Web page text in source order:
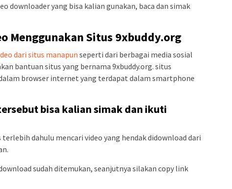
downloader yang bisa kalian gunakan, baca dan simak
Menggunakan Situs 9xbuddy.org
dari situs manapunseperti dari berbagai media sosial
bantuan situs yang bernama 9xbuddy.org. situs
browser internet yang terdapat dalam smartphone
bisa kalian simak dan ikuti
dahulu mencari video yang hendak didownload dari
sudah ditemukan, seanjutnya silakan copy link